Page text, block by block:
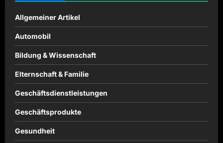
Allgemeiner Artikel
Automobil
Bildung & Wissenschaft
Elternschaft & Familie
Geschäftsdienstleistungen
Geschäftsprodukte
Gesundheit